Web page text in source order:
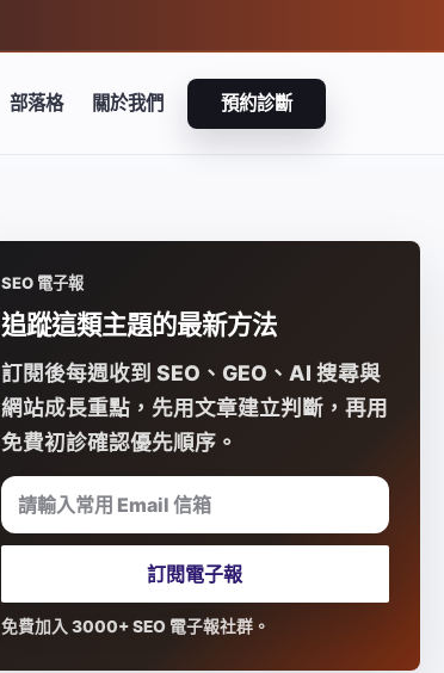
部落格 關於我們 預約診斷
SEO 電子報
追蹤這類主題的最新方法
訂閱後每週收到 SEO、GEO、AI 搜尋與
網站成長重點，先用文章建立判斷，再用
免費初診確認優先順序。
請輸入常用 Email 信箱
訂閱電子報
免費加入 3000+ SEO 電子報社群。